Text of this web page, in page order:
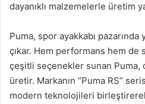
dayanıklı malzemelerle üretim
Puma, spor ayakkabı
çıkar. Hem performans hem de
çeşitli seçenekler sunan Puma,
üretir. Markanın “Puma RS”
modern teknolojileri